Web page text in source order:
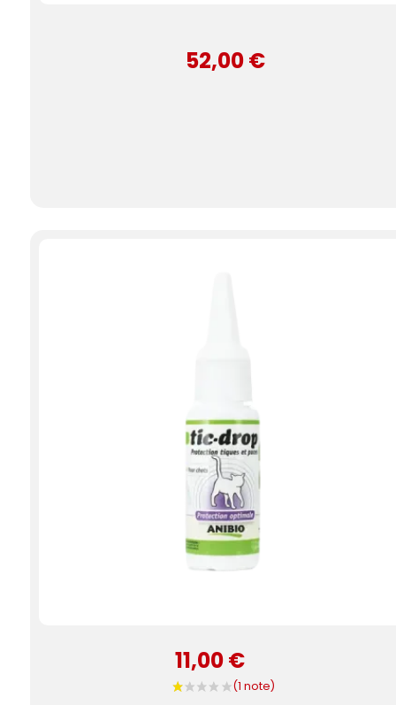
52,00 €
11,00 €